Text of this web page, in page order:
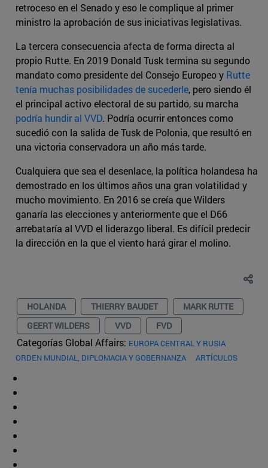
retroceso en el Senado y eso le complique al primer
ministro la aprobación de sus iniciativas legislativas.
La tercera consecuencia afecta de forma directa al
propio Rutte. En 2019 Donald Tusk termina su segundo
mandato como presidente del Consejo Europeo y Rutte
tenía muchas posibilidades de sucederle, pero siendo él
el principal activo electoral de su partido, su marcha
podría hundir al VVD. Podría ocurrir entonces como
sucedió con la salida de Tusk de Polonia, que resultó en
una victoria conservadora un año más tarde.
Cualquiera que sea el desenlace, la política holandesa ha
demostrado en los últimos años una gran volatilidad y
mucho movimiento. En 2016 se creía que Wilders
ganaría las elecciones y anteriormente que el D66
arrebataría al VVD el liderazgo liberal. Es difícil predecir
la dirección en la que el viento hará girar el molino.
HOLANDA THIERRY BAUDET
MARK RUTTE
GEERT WILDERS
VVD FVD
Categorías Global Affairs: EUROPA CENTRAL Y RUSIA
ORDEN MUNDIAL, DIPLOMACIA Y GOBERNANZA
ARTÍCULOS